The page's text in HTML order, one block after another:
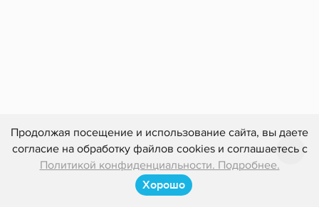
Продолжая посещение и использование сайта, вы даете
согласие на обработку файлов cookies и соглашаетесь с
Политикой конфиденциальности. Подробнее.
Хорошо